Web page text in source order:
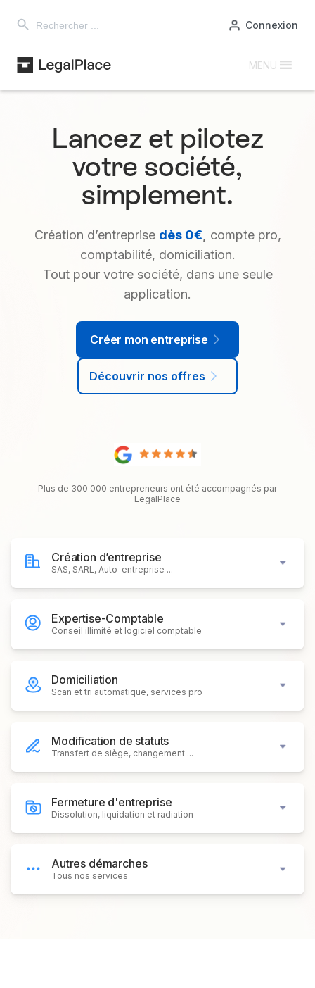
for:
Connexion
MENU
Lancez et pilotez
votre société,
simplement.
Création d’entreprise dès 0€
compte pro,
comptabilité, domiciliation.
Tout pour votre société, dans une seule
application.
Créer mon entreprise
Découvrir nos offres
Plus de 300 000 entrepreneurs ont été accompagnés par
LegalPlace
Création d’entreprise
SAS, SARL, Auto-entreprise ...
Expertise-Comptable
Conseil illimité et logiciel comptable
Domiciliation
Scan et tri automatique, services pro
Modification de statuts
Transfert de siège, changement ...
Fermeture d'entreprise
Dissolution, liquidation et radiation
Autres démarches
Tous nos services